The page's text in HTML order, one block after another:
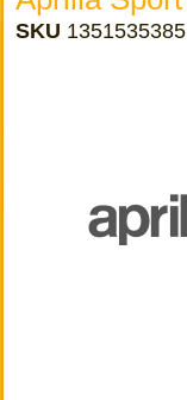
SKU 1351535385